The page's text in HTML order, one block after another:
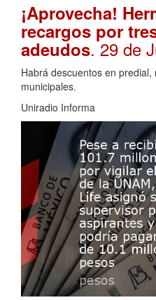
¡Aprovecha!
recargos por
adeudos. 29 de
Habrá descuentos en
municipales.
Uniradio Informa